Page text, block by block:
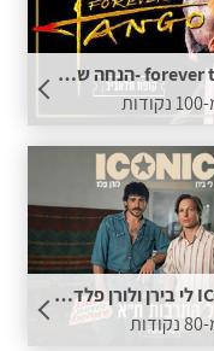
forever tango -הנחה של 60 ש"ח לכרטיס בתוספת נקודות
ICONIC לי בירן ולורן פלד בהיכל התרבות תל אביב - 50 ש"ח הנחה לכרטיס בתוספת נקודות